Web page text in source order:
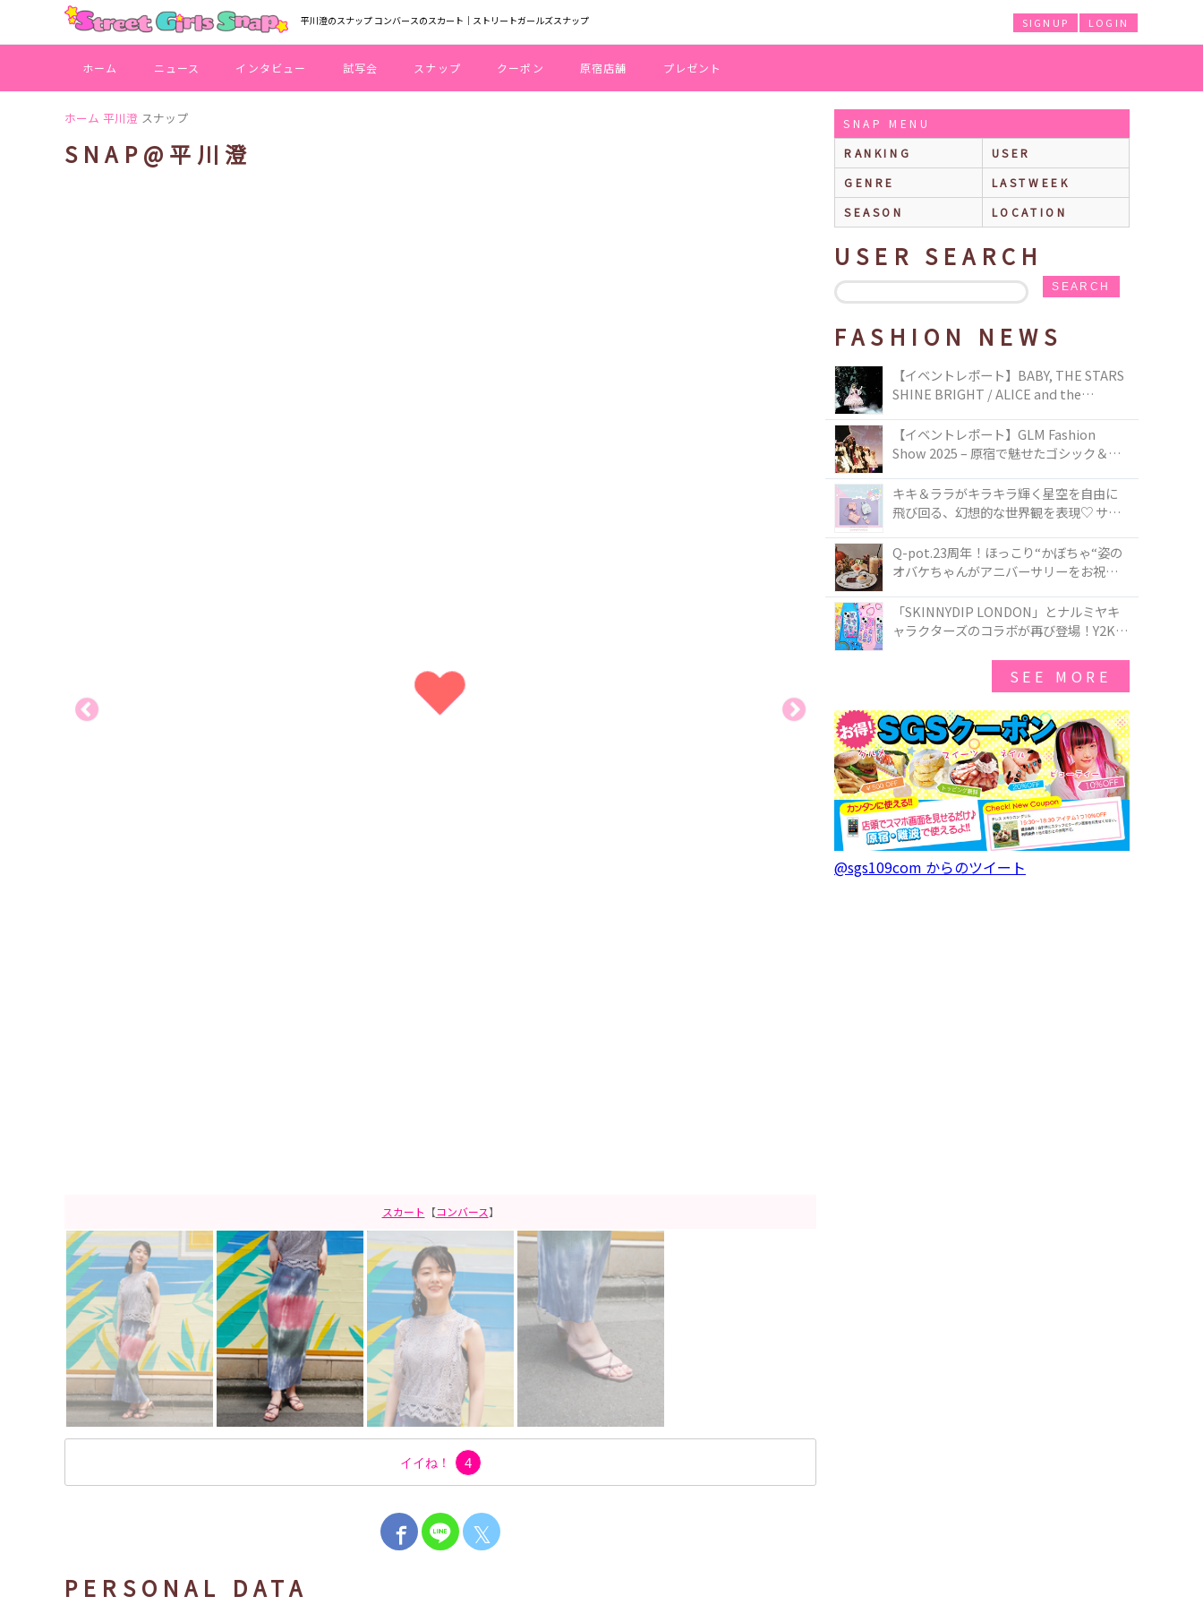
平川澄のスナップ コンバースのスカート｜ストリートガールズスナップ LOGIN
SIGNUP
ホーム ニュース インタビュー 試写会 スナップ クーポン 原宿店舗 プレゼント
ホーム 平川澄 スナップ
SNAP@平川澄
スカート 【コンバース】
イイね！ 4
𝕏
PERSONAL DATA
SNAP MENU
RANKING
USER
GENRE
LASTWEEK
SEASON
LOCATION
USER SEARCH
SEARCH
FASHION NEWS
【イベントレポート】BABY, THE STARS
SHINE BRIGHT / ALICE and the
TOKYO
【イベントレポート】GLM Fashion
Show 2025 – 原宿で魅せたゴシック＆ロ
キキ＆ララがキラキラ輝く星空を自由に
飛び回る、幻想的な世界観を表現♡ サマ
50周年アニバーサリーイヤー』を記念し
たコレクションが登場
Q-pot.23周年！ほっこり“かぼちゃ“姿の
オバケちゃんがアニバーサリーをお祝い
ー」が新発売！Q-pot CAFE.では「かぼち
ゃのオバケーキプレート」も登場
「SKINNYDIP LONDON」とナルミヤキ
ャラクターズのコラボが再び登場！Y2Kム
SEE MORE
@sgs109com からのツイート